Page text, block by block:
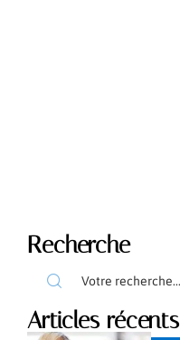
Recherche
Articles récents